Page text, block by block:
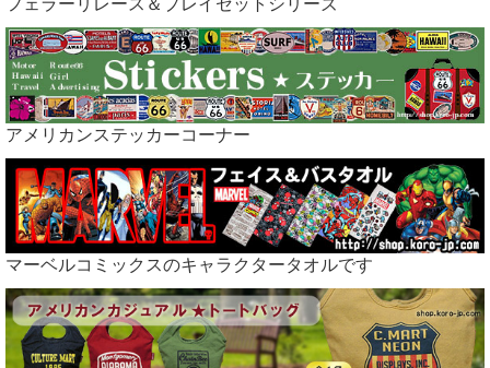
フェラーリレース＆プレイセットシリーズ
アメリカンステッカーコーナー
マーベルコミックスのキャラクタータオルです